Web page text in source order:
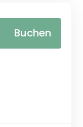
Buchen